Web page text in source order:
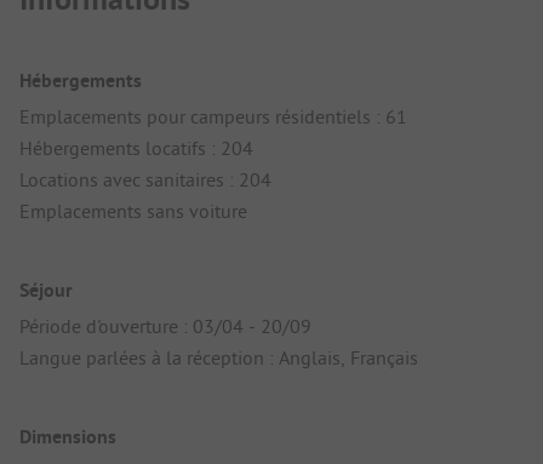
Hébergements
Emplacements pour campeurs résidentiels : 61
Hébergements locatifs : 204
Locations avec sanitaires : 204
Emplacements sans voiture
Séjour
Période d'ouverture : 03/04 - 20/09
Langue parlées à la réception : Anglais, Français
Dimensions